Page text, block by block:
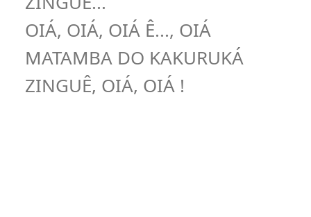
OIÁ, OIÁ, OIÁ Ê..., OIÁ
MATAMBA DO KAKURUKÁ
ZINGUÊ, OIÁ, OIÁ !